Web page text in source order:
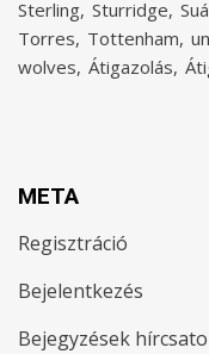
Sterling Sturridge
Torres Tottenham
wolves Átigazolás
META
Regisztráció
Bejelentkezés
Bejegyzések